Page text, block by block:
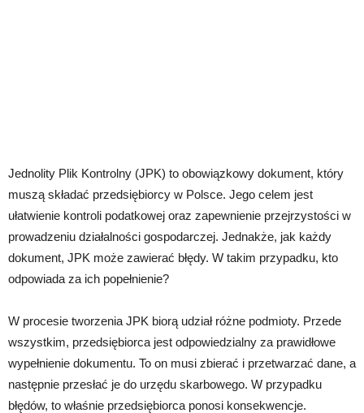
Jednolity Plik Kontrolny (JPK) to obowiązkowy dokument, który
muszą składać przedsiębiorcy w Polsce. Jego celem jest
ułatwienie kontroli podatkowej oraz zapewnienie przejrzystości w
prowadzeniu działalności gospodarczej. Jednakże, jak każdy
dokument, JPK może zawierać błędy. W takim przypadku, kto
odpowiada za ich popełnienie?
W procesie tworzenia JPK biorą udział różne podmioty. Przede
wszystkim, przedsiębiorca jest odpowiedzialny za prawidłowe
wypełnienie dokumentu. To on musi zbierać i przetwarzać dane, a
następnie przesłać je do urzędu skarbowego. W przypadku
błędów, to właśnie przedsiębiorca ponosi konsekwencje.